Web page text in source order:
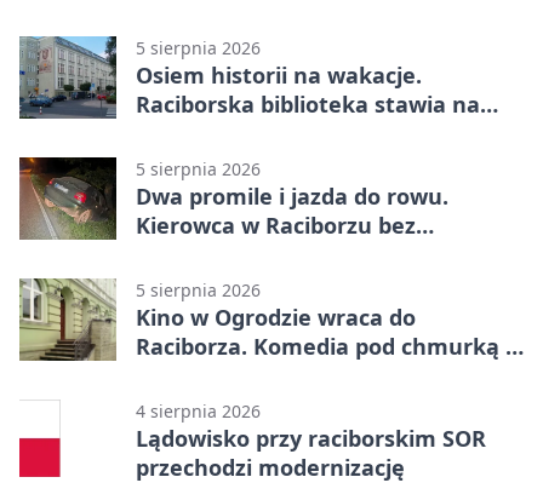
5 sierpnia 2026
Osiem historii na wakacje.
Raciborska biblioteka stawia na
5 sierpnia 2026
Dwa promile i jazda do rowu.
Kierowca w Raciborzu bez
5 sierpnia 2026
Kino w Ogrodzie wraca do
Raciborza. Komedia pod chmurką w
4 sierpnia 2026
Lądowisko przy raciborskim SOR
przechodzi modernizację